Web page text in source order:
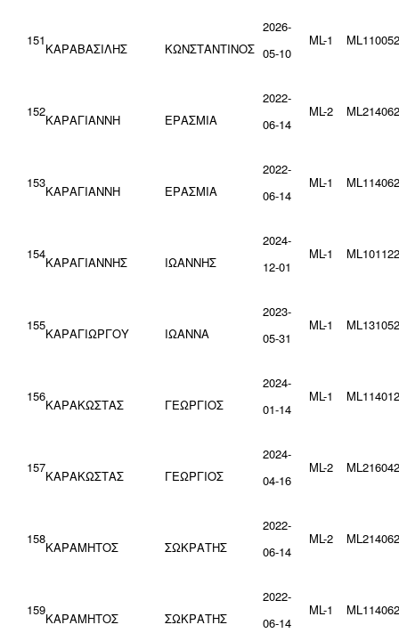
151
ΚΑΡΑΒΑΣΙΛΗΣ ΚΩΝΣΤΑΝΤΙΝΟΣ
2026-
05-10
ML-1
152
ΚΑΡΑΓΙΑΝΝΗ ΕΡΑΣΜΙΑ
2022-
06-14
ML-2
153
ΚΑΡΑΓΙΑΝΝΗ ΕΡΑΣΜΙΑ
2022-
06-14
ML-1
154
ΚΑΡΑΓΙΑΝΝΗΣ ΙΩΑΝΝΗΣ
2024-
12-01
ML-1
155
ΚΑΡΑΓΙΩΡΓΟΥ ΙΩΑΝΝΑ
2023-
05-31
ML-1
156
ΚΑΡΑΚΩΣΤΑΣ ΓΕΩΡΓΙΟΣ
2024-
01-14
ML-1
157
ΚΑΡΑΚΩΣΤΑΣ ΓΕΩΡΓΙΟΣ
2024-
04-16
ML-2
158
ΚΑΡΑΜΗΤΟΣ ΣΩΚΡΑΤΗΣ
2022-
06-14
ML-2
159
ΚΑΡΑΜΗΤΟΣ ΣΩΚΡΑΤΗΣ
2022-
06-14
ML-1